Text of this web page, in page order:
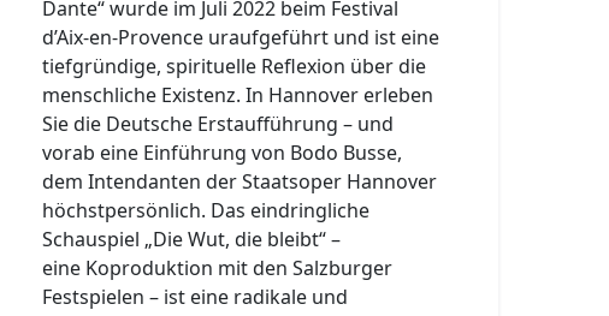
Dante“ wurde im Juli 2022 beim Festival
d’Aix-en-Provence uraufgeführt und ist eine
tiefgründige, spirituelle Reflexion über die
menschliche Existenz. In Hannover erleben
Sie die Deutsche Erstaufführung – und
vorab eine Einführung von Bodo Busse,
dem Intendanten der Staatsoper Hannover
höchstpersönlich. Das eindringliche
Schauspiel „Die Wut, die bleibt“ –
eine Koproduktion mit den Salzburger
Festspielen – ist eine radikale und